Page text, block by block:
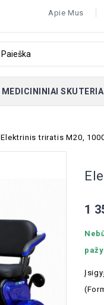
Apie Mus
MEDICININIAI SKUTERIAI
Elektrinis triratis M20,
1